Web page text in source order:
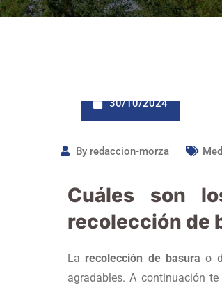
30/10/2024
By redaccion-morza
Cuáles son
recolección de
La recolección de basura o
agradables. A continuación